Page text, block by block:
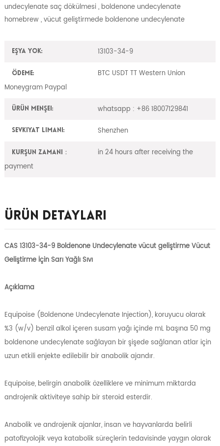
undecylenate saç dökülmesi , boldenone undecylenate
homebrew , vücut geliştirmede boldenone undecylenate
Eşya yok: 13103-34-9
Ödeme:
BTC USDT TT Western Union
Moneygram Paypal
Ürün Menşei: whatsapp : +86 18007129841
Sevkiyat Limanı: Shenzhen
Kurşun zamanı：
in 24 hours after receiving the
payment
Ürün Detayları
CAS 13103-34-9 Boldenone Undecylenate vücut geliştirme Vücut
Geliştirme İçin Sarı Yağlı Sıvı
Açıklama
Equipoise (Boldenone Undecylenate Injection), koruyucu olarak
%3 (w/v) benzil alkol içeren susam yağı içinde mL başına 50 mg
boldenone undecylenate sağlayan bir şişede sağlanan atlar için
uzun etkili enjekte edilebilir bir anabolik ajandır.
Equipoise, belirgin anabolik özelliklere ve minimum miktarda
androjenik aktiviteye sahip bir steroid esterdir.
Anabolik ve androjenik ajanlar, insan ve hayvanlarda belirli
patofizyolojik veya katabolik süreçlerin tedavisinde yaygın olarak